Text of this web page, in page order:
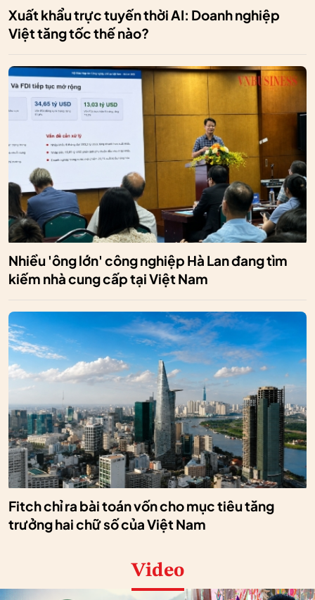
Xuất khẩu trực tuyến thời AI: Doanh nghiệp
Việt tăng tốc thế nào?
Nhiều 'ông lớn' công nghiệp Hà Lan đang tìm
kiếm nhà cung cấp tại Việt Nam
Fitch chỉ ra bài toán vốn cho mục tiêu tăng
trưởng hai chữ số của Việt Nam
Video